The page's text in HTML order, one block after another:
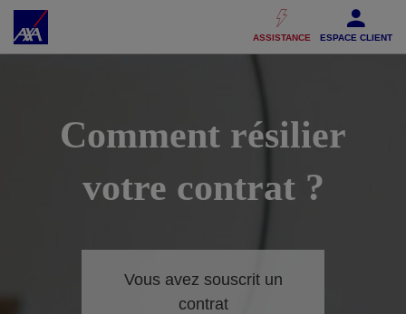
Accéder au Contenu Accéder au Pied de page
ASSISTANCE ESPACE CLIENT
Comment résilier
votre contrat ?
Vous avez souscrit un
contrat